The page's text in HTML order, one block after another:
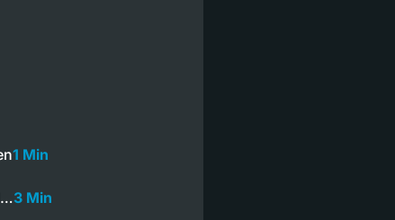
1 Min
3 Min